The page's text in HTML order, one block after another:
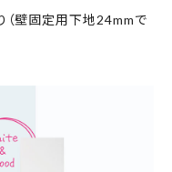
壁固定用下地24mmで